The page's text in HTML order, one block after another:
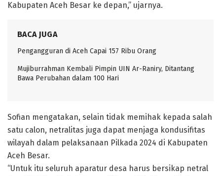
Kabupaten Aceh Besar ke depan,” ujarnya.
BACA JUGA
Pengangguran di Aceh Capai 157 Ribu Orang
Mujiburrahman Kembali Pimpin UIN Ar-Raniry, Ditantang
Bawa Perubahan dalam 100 Hari
Sofian mengatakan, selain tidak memihak kepada salah
satu calon, netralitas juga dapat menjaga kondusifitas
wilayah dalam pelaksanaan Pilkada 2024 di Kabupaten
Aceh Besar.
“Untuk itu seluruh aparatur desa harus bersikap netral